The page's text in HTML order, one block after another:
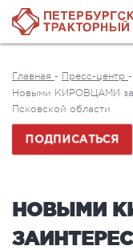
Главная - Пресс-центр -
Новыми КИРОВЦАМИ
Псковской области
ПОДПИСАТЬСЯ
НОВЫМИ